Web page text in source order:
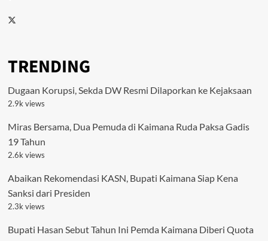
Twitter
TRENDING
Dugaan Korupsi, Sekda DW Resmi Dilaporkan ke Kejaksaan
2.9k views
Miras Bersama, Dua Pemuda di Kaimana Ruda Paksa Gadis
19 Tahun
2.6k views
Abaikan Rekomendasi KASN, Bupati Kaimana Siap Kena
Sanksi dari Presiden
2.3k views
Bupati Hasan Sebut Tahun Ini Pemda Kaimana Diberi Quota